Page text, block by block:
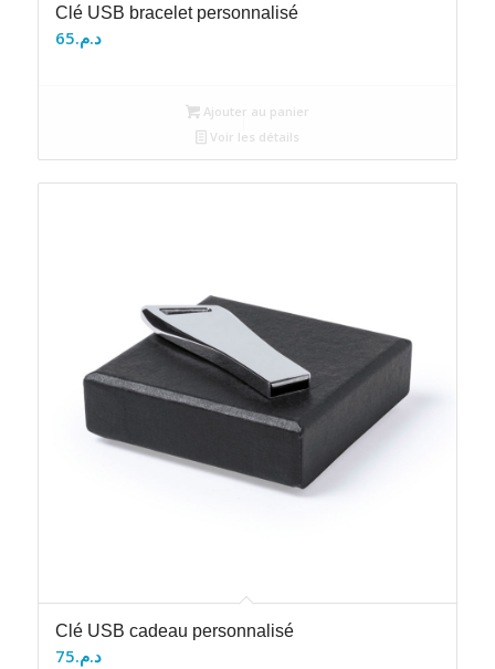
Clé USB bracelet personnalisé
د.م.65
Ajouter au panier
Voir les détails
Clé USB cadeau personnalisé
د.م.75